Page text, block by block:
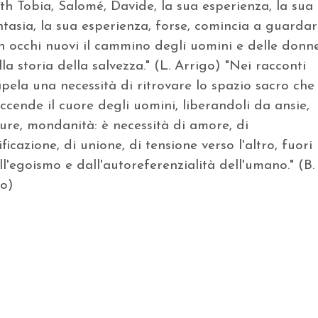
Tobia, Salomé, Davide, la sua esperienza, la sua
la sua esperienza, forse, comincia a
occhi nuovi il cammino degli uomini e delle
storia della salvezza." (L. Arrigo) "Nei racconti
una necessità di ritrovare lo spazio sacro che
il cuore degli uomini, liberandoli da ansie,
mondanità: è necessità di amore, di
di unione, di tensione verso l'altro, fuori
e dall'autoreferenzialità dell'umano." (B.